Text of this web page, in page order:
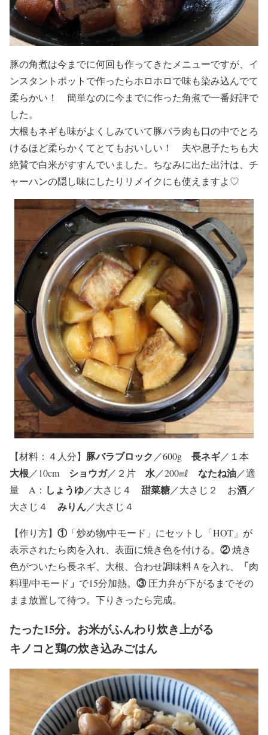
豚の角煮は今までに何回も作ってきたメニューですが、イ
ンスタントポットで作ったらホロホロで味も染み込んでて
柔らかい！ 簡単なのに今までに作った角煮で一番好評で
した。
大根もネギも味がよくしみていて豚バラ肉も口の中でとろ
けるほど柔らかくてとてもおいしい！ 夫や息子たちも大
絶賛で白米がすすんでいました。ちなみに出た出汁は、チ
ャーハンの隠し味にしたりリメイクにも使えますよ♡
【材料 ：４人分】 豚バラブロック ／600g 長ネギ／１本
大根／10cm ショウガ／２片 水／200㎖ なたね油／適
量 A： しょうゆ／大さじ４ 甜菜糖／大さじ２ お酒／
大さじ４ みりん／大さじ４
【作り方】 ①「炒め物/中モード」にセットし「HOT」が
表示されたら肉を入れ、表面に焼き色を付ける。 ②焼き
色がついたら長ネギ、大根、合わせ調味料Ａを入れ、
「肉
料理/中モード 」 で15分加熱。 ③圧力弁が下がるまでその
まま放置して待つ。下りきったら完成。
たった15分。お米がふんわり炊き上がる
キノコと鶏の炊き込みごはん